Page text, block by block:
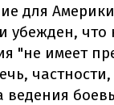
для
убежден,
"не имеет
ведения